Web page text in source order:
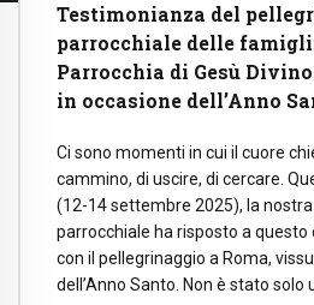
Testimonianza del
parrocchiale delle
Parrocchia di Gesù
in occasione dell’Anno
Ci sono momenti in cui il cuore
cammino, di uscire, di cercare.
(12-14 settembre 2025), la
parrocchiale ha risposto a
con il pellegrinaggio a Roma,
dell’Anno Santo. Non è stato solo